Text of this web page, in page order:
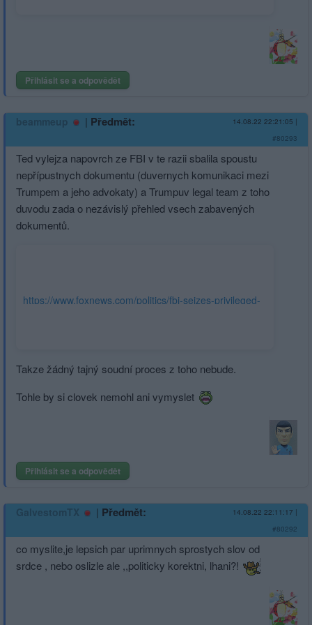
Přihlásit se a odpovědět
beammeup | Předmět: 14.08.22 22:21:05 |
#80293
Ted vylejza napovrch ze FBI v te razii sbalila spoustu
nepřípustnych dokumentu (duvernych komunikaci mezi
Trumpem a jeho advokaty) a Trumpuv legal team z toho
duvodu zada o nezávislý přehled vsech zabavených
dokumentů.
https://www.foxnews.com/politics/fbi-seizes-privileged-
Takze žádný tajný soudní proces z toho nebude.
Tohle by si clovek nemohl ani vymyslet
Přihlásit se a odpovědět
GalvestomTX | Předmět: 14.08.22 22:11:17 |
#80292
co myslite,je lepsich par uprimnych sprostych slov od
srdce , nebo oslizle ale ,,politicky korektni, lhani?!